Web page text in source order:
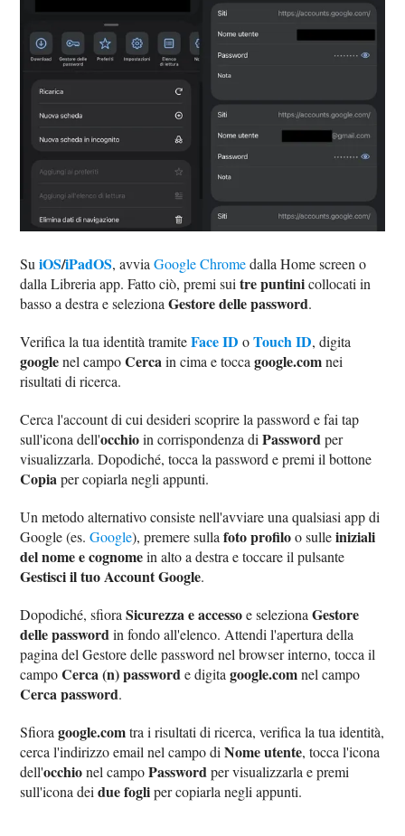
SuiOS/iPadOS, avviaGoogle Chromedalla Home screen o
dalla Libreria app. Fatto ciò, premi suitre puntinicollocati in
basso a destra e selezionaGestore delle password.
Verifica la tua identità tramiteFace ID oTouch ID, digita
googlenel campoCercain cima e toccagoogle.comnei
risultati di ricerca.
Cerca l'account di cui desideri scoprire la password e fai tap
sull'icona dell'occhioin corrispondenza diPasswordper
visualizzarla. Dopodiché, tocca la password e premi il bottone
Copiaper copiarla negli appunti.
Un metodo alternativo consiste nell'avviare una qualsiasi app di
Google (es.Google), premere sullafoto profiloo sulleiniziali
del nome e cognomein alto a destra e toccare il pulsante
Gestisci il tuo Account Google.
Dopodiché, sfioraSicurezza e accessoe selezionaGestore
delle passwordin fondo all'elenco. Attendi l'apertura della
pagina del Gestore delle password nel browser interno, tocca il
campoCerca (n) passworde digitagoogle.comnel campo
Cerca password.
Sfioragoogle.comtra i risultati di ricerca, verifica la tua identità,
cerca l'indirizzo email nel campo diNome utente, tocca l'icona
dell'occhionel campoPasswordper visualizzarla e premi
sull'icona deidue fogliper copiarla negli appunti.